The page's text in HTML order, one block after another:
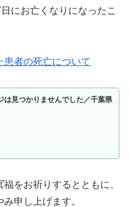
にお亡くなりになったこ
患者の死亡について
は見つかりませんでした／千葉県
をお祈りするとともに、
申し上げます。